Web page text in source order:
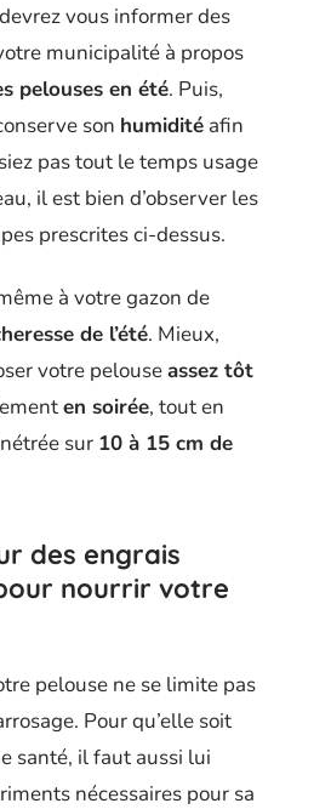
vous informer des
municipalité à propos
pelouses en été. Puis,
son humidité afin
pas tout le temps usage
il est bien d’observer les
prescrites ci-dessus.
à votre gazon de
de l’été. Mieux,
votre pelouseassez tôt
en soirée, tout en
sur 10 à 15 cm de
des engrais
nourrir votre
pelouse ne se limite pas
Pour qu’elle soit
santé, il faut aussi lui
nécessaires pour sa